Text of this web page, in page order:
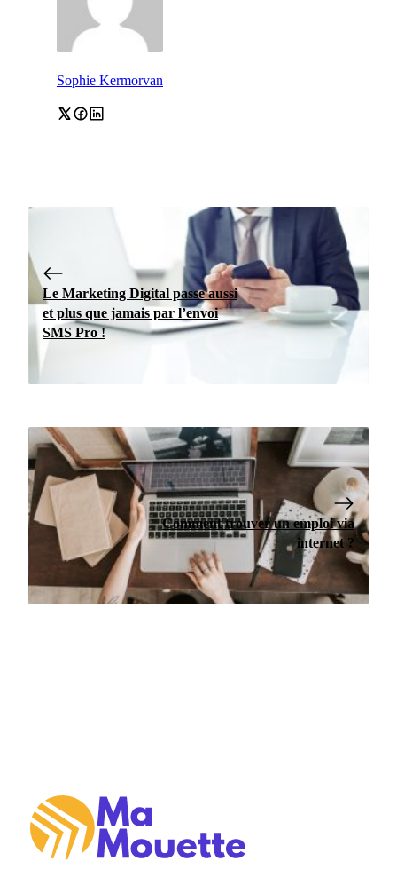
Sophie Kermorvan
Le Marketing Digital passe aussi
et plus que jamais par l’envoi
SMS Pro !
Comment trouver un emploi via
internet ?